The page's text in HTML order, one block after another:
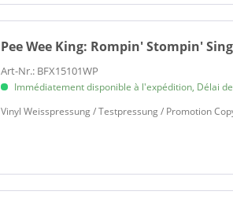
Pee Wee King: Rompin' Stompin'
Art-Nr.: BFX15101WP
Immédiatement disponible à l'expédition, Délai
Vinyl Weisspressung / Testpressung / Promotion